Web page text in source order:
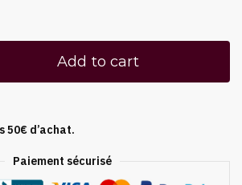
Add to cart
50€ d’achat.
Paiement sécurisé